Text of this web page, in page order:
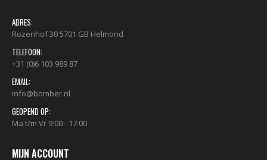
ADRES:
Rozenhof 30 5701 GB Helmond
TELEFOON:
+31 (0)6 103 989 87
EMAIL:
info@bomber.nl
GEOPEND OP:
Ma t/m Vr 9:00 - 17:00
MIJN ACCOUNT